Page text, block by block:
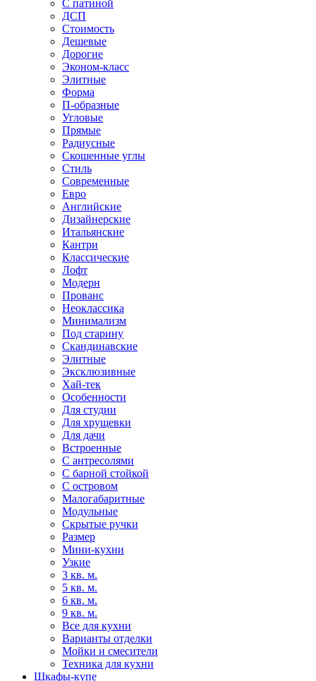
С патиной
ДСП
Стоимость
Дешевые
Дорогие
Эконом-класс
Элитные
Форма
П-образные
Угловые
Прямые
Радиусные
Скошенные углы
Стиль
Современные
Евро
Английские
Дизайнерские
Итальянские
Кантри
Классические
Лофт
Модерн
Прованс
Неоклассика
Минимализм
Под старину
Скандинавские
Элитные
Эксклюзивные
Хай-тек
Особенности
Для студии
Для хрущевки
Для дачи
Встроенные
С антресолями
С барной стойкой
С островом
Малогабаритные
Модульные
Скрытые ручки
Размер
Мини-кухни
Узкие
3 кв. м.
5 кв. м.
6 кв. м.
9 кв. м.
Все для кухни
Варианты отделки
Мойки и смесители
Техника для кухни
Шкафы-купе